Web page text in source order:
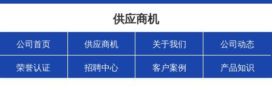
供应商机
公司首页 供应商机 关于我们 公司动态
荣誉认证 招聘中心 客户案例 产品知识